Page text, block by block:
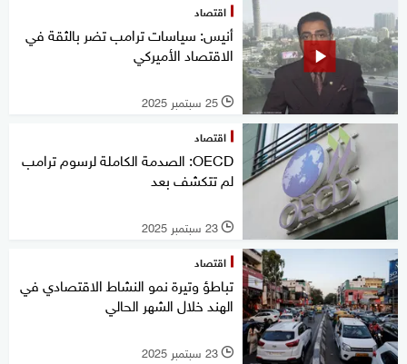
اقتصاد
أنيس: سياسات ترامب تضر بالثقة في
الاقتصاد الأميركي
l 25 سبتمبر 2025
اقتصاد
OECD: الصدمة الكاملة لرسوم ترامب
لم تتكشف بعد
l 23 سبتمبر 2025
اقتصاد
تباطؤ وتيرة نمو النشاط الاقتصادي في
الهند خلال الشهر الحالي
l 23 سبتمبر 2025